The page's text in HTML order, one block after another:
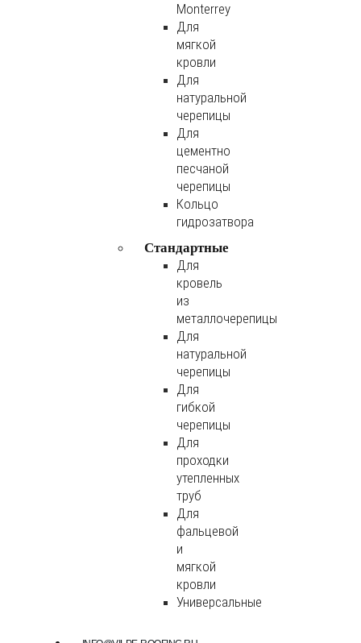
Monterrey
Для
мягкой
кровли
Для
натуральной
черепицы
Для
цементно
песчаной
черепицы
Кольцо
гидрозатвора
Стандартные
Для
кровель
из
металлочерепицы
Для
натуральной
черепицы
Для
гибкой
черепицы
Для
проходки
утепленных
труб
Для
фальцевой
и
мягкой
кровли
Универсальные